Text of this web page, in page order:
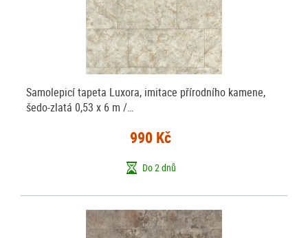
Samolepicí tapeta Luxora, imitace přírodního kamene,
šedo-zlatá 0,53 x 6 m /…
990 Kč
Do 2 dnů